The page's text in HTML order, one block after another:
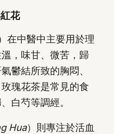
花
在中醫中主要用於理
，味甘、微苦，歸
鬱結所致的胸悶、
瑰花茶是常見的食
白芍等調經。
Hua）則專注於活血